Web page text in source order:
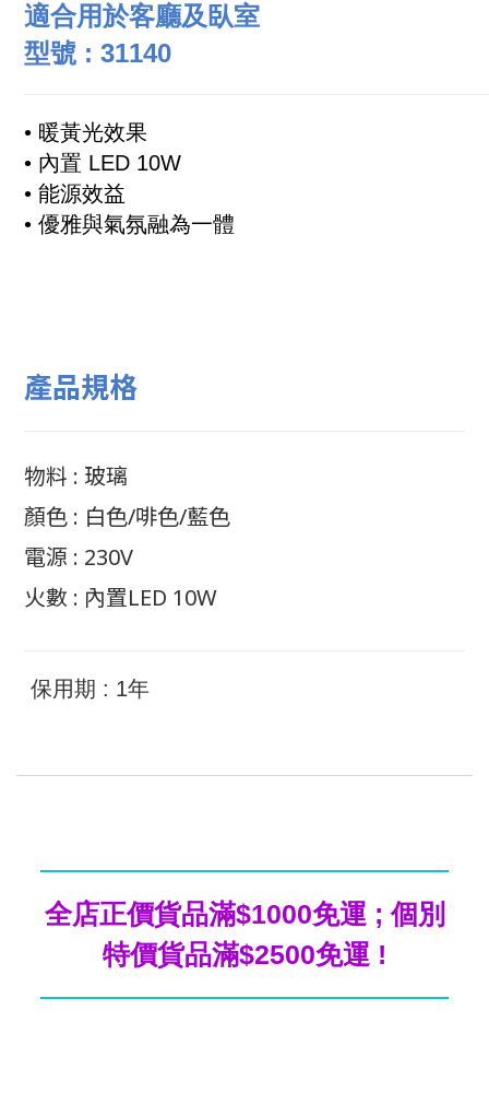
適合用於客廳及臥室
型號 : 31140
• 暖黃光效果
• 內置 LED 10W
• 能源效益
• 優雅與氣氛融為一體
產品規格
物料 : 玻璃
顏色 : 白色/啡色/藍色
電源 : 230V
火數 : 內置LED 10W
保用期 : 1年
全店正價貨品滿$1000免運 ; 個別
特價貨品滿$2500免運 !